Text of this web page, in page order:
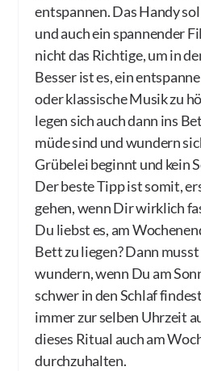
entspannen. Das Handy
und auch ein spannender
nicht das Richtige, um in
Besser ist es, ein
oder klassische Musik zu
legen sich auch dann ins
müde sind und wundern
Grübelei beginnt und kein
Der beste Tipp ist somit,
gehen, wenn Dir wirklich
Du liebst es, am
Bett zu liegen? Dann
wundern, wenn Du am
schwer in den Schlaf
immer zur selben Uhrzeit
dieses Ritual auch am
durchzuhalten.